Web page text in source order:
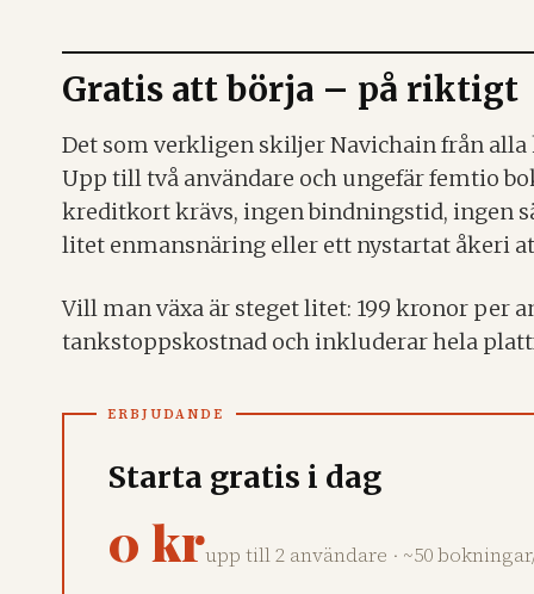
Gratis att börja – på riktigt
Det som verkligen skiljer Navichain från
Upp till två användare och ungefär femtio
kreditkort krävs, ingen bindningstid, ingen
litet enmansnäring eller ett nystartat åkeri
Vill man växa är steget litet: 199 kronor per
tankstoppskostnad och inkluderar hela
Starta gratis i dag
0 krupp till 2 användare · ~50